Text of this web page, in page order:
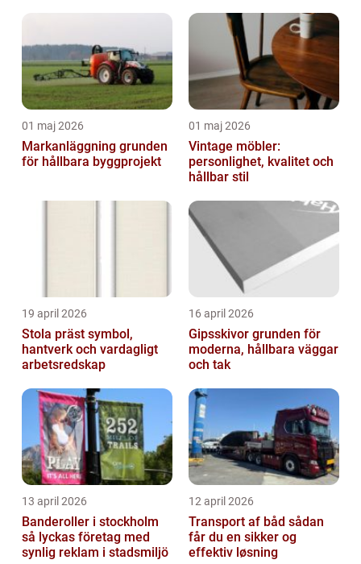
01 maj 2026
Markanläggning grunden
för hållbara byggprojekt
01 maj 2026
Vintage möbler:
personlighet, kvalitet och
hållbar stil
19 april 2026
Stola präst symbol,
hantverk och vardagligt
arbetsredskap
16 april 2026
Gipsskivor grunden för
moderna, hållbara väggar
och tak
13 april 2026
Banderoller i stockholm
så lyckas företag med
synlig reklam i stadsmiljö
12 april 2026
Transport af båd sådan
får du en sikker og
effektiv løsning